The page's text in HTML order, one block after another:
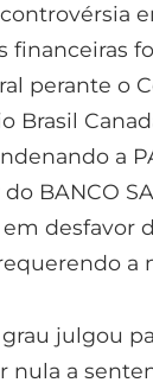
financeiras
perante o
Brasil
a
BANCO
desfavor
requerendo
julgou
nula a